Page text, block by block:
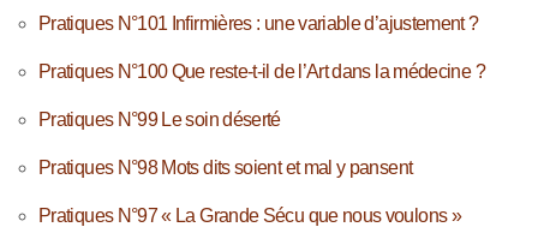
Pratiques N°101 Infirmières : une variable d’ajustement ?
Pratiques N°100 Que reste-t-il de l’Art dans la médecine ?
Pratiques N°99 Le soin déserté
Pratiques N°98 Mots dits soient et mal y pansent
Pratiques N°97 « La Grande Sécu que nous voulons »